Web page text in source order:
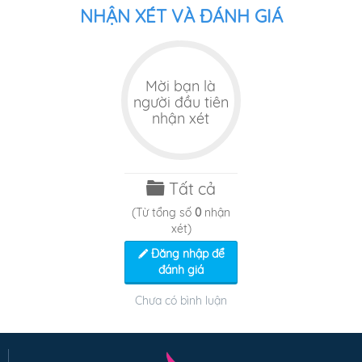
NHẬN XÉT VÀ ĐÁNH GIÁ
Mời bạn là
người đầu tiên
nhận xét
Tất cả
(Từ tổng số 0 nhận
xét)
Đăng nhập để
đánh giá
Chưa có bình luận